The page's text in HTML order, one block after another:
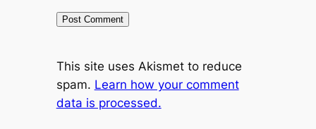
This site uses Akismet to reduce
spam. Learn how your comment
data is processed.